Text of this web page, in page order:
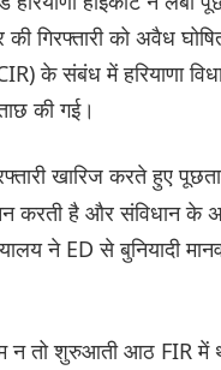
की गिरफ्तारी को अवैध
के संबंध में हरियाणा
की गई।
खारिज करते हुए
करती है और संविधान
ने ED से बुनियादी
न तो शुरुआती आठ FIR